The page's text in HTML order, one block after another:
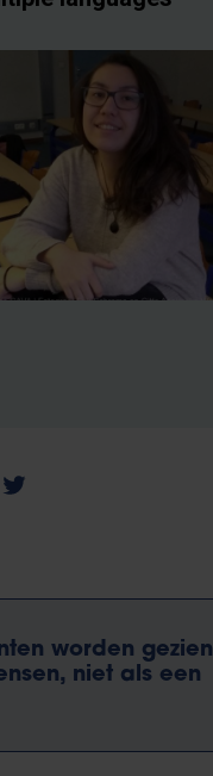
worden gezien
niet als een